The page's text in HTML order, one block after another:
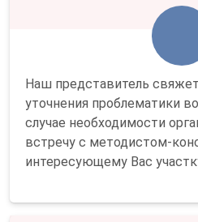
Наш представитель
уточнения проблематики
случае необходимости
встречу с методистом-
интересующему Вас